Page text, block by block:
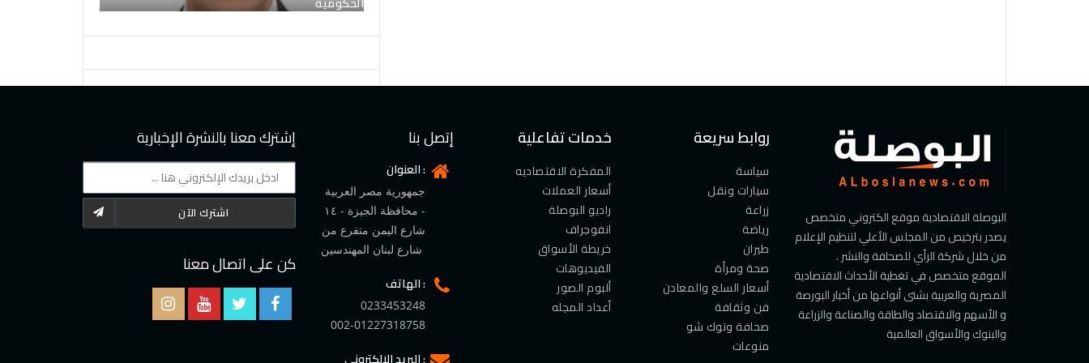
البوصلة الاقتصادية موقع الكتروني متخصص
يصدر بترخيص من المجلس الأعلي لتنظيم الإعلام
من خلال شركة الرأي للصحافة والنشر .
الموقع متخصص في تغطية الأحداث الاقتصادية
المصرية والعربية بشتى أنواعها من أخبار البورصة
و الأسهم والاقتصاد والطاقة والصناعة والزراعة
والبنوك والأسواق العالمية
روابط سريعة
سياسة
سيارات ونقل
زراعة
رياضة
طيران
صحة ومرأة
أسعار السلع والمعادن
فن وثقافة
صحافة وتوك شو
منوعات
خدمات تفاعلية
المفكرة الاقتصاديه
أسعار العملات
راديو البوصلة
انفوجراف
خريطة الأسواق
الفيديوهات
ألبوم الصور
أعداد المجله
إتصل بنا
العنوان :
جمهورية مصر العربية
- محافظة الجيزة - ١٤
شارع اليمن متفرع من
الهاتف :
0233453248
002-01227318758
إشترك معنا بالنشرة الإخبارية
اشترك الآن
كن على اتصال معنا